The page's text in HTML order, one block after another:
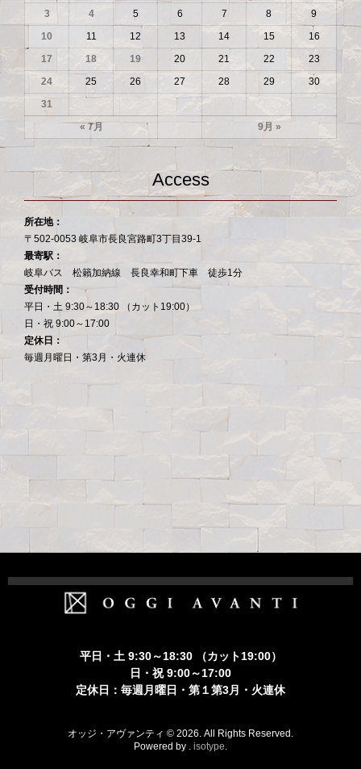
3
4 5 6 7 8
9
10
11 12 13 14 15
16
17
18 19 20 21 22
23
24
25 26 27 28 29
30
31
« 7月
9月 »
Access
所在地：
〒502-0053 岐阜市長良宮路町3丁目39-1
最寄駅：
岐阜バス 松籟加納線 長良幸和町下車 徒歩1分
受付時間：
平日・土 9:30～18:30 （カット19:00）
日・祝 9:00～17:00
定休日：
毎週月曜日・第3月・火連休
平日・土 9:30～18:30 （カット19:00）
日・祝 9:00～17:00
定休日：毎週月曜日・第１第3月・火連休
オッジ・アヴァンティ © 2026. All Rights Reserved.
Powered by . isotype.